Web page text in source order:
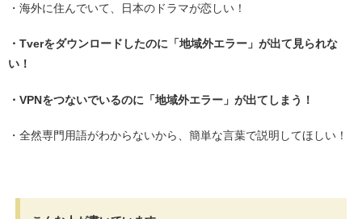
・海外に住んでいて、日本のドラマが恋しい！
・Tverをダウンロードしたのに「地域外エラー」が出て見られな
い！
・VPNをつないでいるのに「地域外エラー」が出てしまう！
・全然専門用語がわからないから、簡単な言葉で説明してほしい！